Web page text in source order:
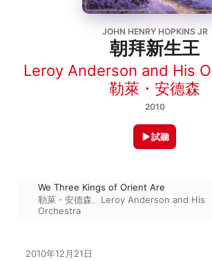
JOHN HENRY HOPKINS JR
朝拜新生王
Leroy Anderson and His
勒萊・安德森
2010
試聽
We Three Kings of Orient Are
勒萊・安德森
Leroy Anderson and His
Orchestra
2010年12月21日